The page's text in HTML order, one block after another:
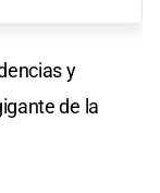
y
de la